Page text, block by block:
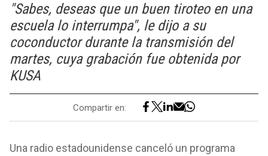
"Sabes, deseas que un buen tiroteo en una
escuela lo interrumpa", le dijo a su
coconductor durante la transmisión del
martes, cuya grabación fue obtenida por
KUSA
Compartir en:
Una radio estadounidense canceló un programa